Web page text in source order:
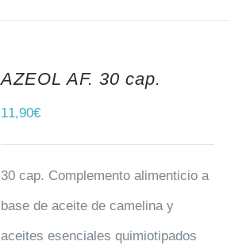
AZEOL AF. 30 cap.
11,90€
30 cap. Complemento alimenticio a
base de aceite de camelina y
aceites esenciales quimiotipados